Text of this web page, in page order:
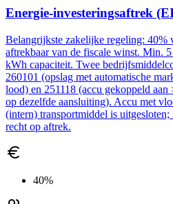
Energie-investeringsaftrek
Belangrijkste zakelijke regeling: 40%
aftrekbaar van de fiscale winst. Min.
kWh capaciteit. Twee
260101 (opslag met automatische
lood) en 251118 (accu gekoppeld
op dezelfde aansluiting). Accu met
(intern) transportmiddel is
recht op aftrek.
40%